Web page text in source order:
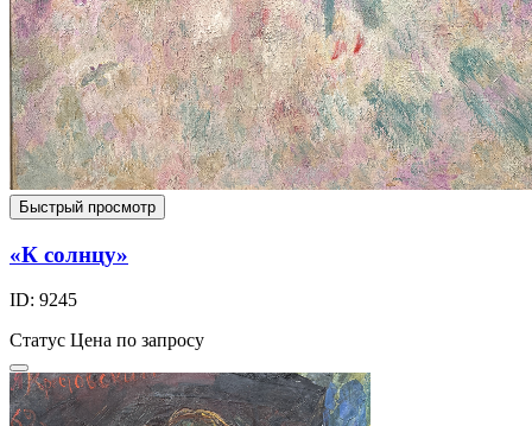
Быстрый просмотр
«К солнцу»
ID: 9245
Статус Цена по запросу